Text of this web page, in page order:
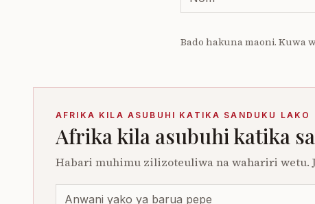
Bado hakuna maoni. Kuwa
AFRIKA KILA ASUBUHI KATIKA SANDUKU LAKO
Afrika kila asubuhi katika
Habari muhimu zilizoteuliwa na wahariri wetu.